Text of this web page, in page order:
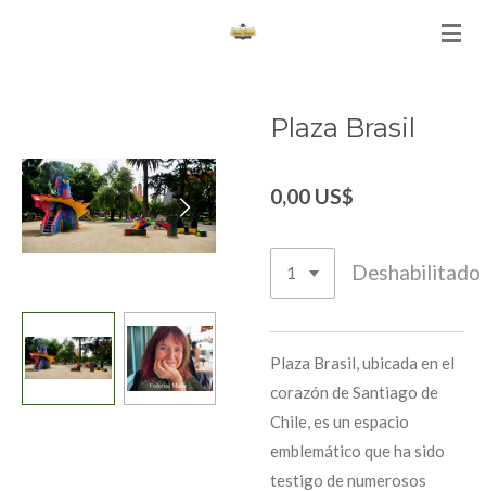
Plaza Brasil
0,00 US$
Deshabilitado
Plaza Brasil, ubicada en el
corazón de Santiago de
Chile, es un espacio
emblemático que ha sido
testigo de numerosos